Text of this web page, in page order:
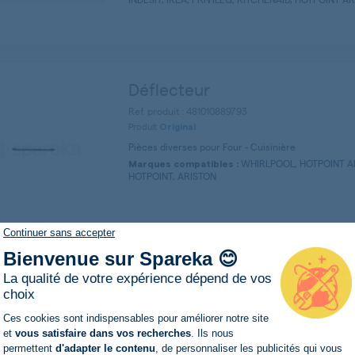
Continuer sans accepter
Bienvenue sur Spareka 😊
La qualité de votre expérience dépend de vos
choix
Plateforme de Gestion du
Ces cookies sont indispensables pour améliorer notre site
et vous satisfaire dans vos recherches. Ils nous
permettent d'adapter le contenu, de personnaliser les publicités qui vous
Original
Pièces diverses pour Four - Cuisinière
Marques compatibles : WHIRLPOOL, HOTPOINT
HOTPOINT, ARISTON
Isolant m67l std
ProduitOriginal
Pièces diverses pour Four - Cuisinière